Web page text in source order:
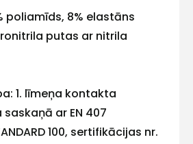
poliamīds, 8% elastāns
putas ar nitrila
1. līmeņa kontakta
ar EN 407
100, sertifikācijas nr.
ar
pēc
iespējas
ātrāk